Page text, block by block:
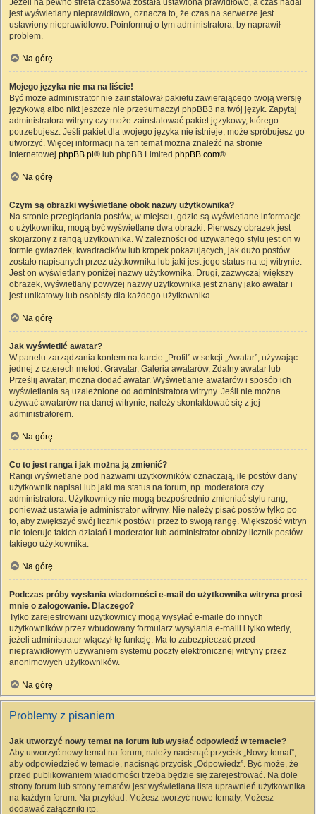
Jeżeli na pewno strefa czasowa została ustawiona prawidłowo, a czas nadal
jest wyświetlany nieprawidłowo, oznacza to, że czas na serwerze jest
ustawiony nieprawidłowo. Poinformuj o tym administratora, by naprawił
problem.
Na górę
Mojego języka nie ma na liście!
Być może administrator nie zainstalował pakietu zawierającego twoją wersję
językową albo nikt jeszcze nie przetłumaczył phpBB3 na twój język. Zapytaj
administratora witryny czy może zainstalować pakiet językowy, którego
potrzebujesz. Jeśli pakiet dla twojego języka nie istnieje, może spróbujesz go
utworzyć. Więcej informacji na ten temat można znaleźć na stronie
internetowej phpBB.pl ® lub phpBB Limited phpBB.com®
Na górę
Czym są obrazki wyświetlane obok nazwy użytkownika?
Na stronie przeglądania postów, w miejscu, gdzie są wyświetlane informacje
o użytkowniku, mogą być wyświetlane dwa obrazki. Pierwszy obrazek jest
skojarzony z rangą użytkownika. W zależności od używanego stylu jest on w
formie gwiazdek, kwadracików lub kropek pokazujących, jak dużo postów
zostało napisanych przez użytkownika lub jaki jest jego status na tej witrynie.
Jest on wyświetlany poniżej nazwy użytkownika. Drugi, zazwyczaj większy
obrazek, wyświetlany powyżej nazwy użytkownika jest znany jako awatar i
jest unikatowy lub osobisty dla każdego użytkownika.
Na górę
Jak wyświetlić awatar?
W panelu zarządzania kontem na karcie „Profil” w sekcji „Awatar”, używając
jednej z czterech metod: Gravatar, Galeria awatarów, Zdalny awatar lub
Prześlij awatar, można dodać awatar. Wyświetlanie awatarów i sposób ich
wyświetlania są uzależnione od administratora witryny. Jeśli nie można
używać awatarów na danej witrynie, należy skontaktować się z jej
administratorem.
Na górę
Co to jest ranga i jak można ją zmienić?
Rangi wyświetlane pod nazwami użytkowników oznaczają, ile postów dany
użytkownik napisał lub jaki ma status na forum, np. moderatora czy
administratora. Użytkownicy nie mogą bezpośrednio zmieniać stylu rang,
ponieważ ustawia je administrator witryny. Nie należy pisać postów tylko po
to, aby zwiększyć swój licznik postów i przez to swoją rangę. Większość witryn
nie toleruje takich działań i moderator lub administrator obniży licznik postów
takiego użytkownika.
Na górę
Podczas próby wysłania wiadomości e-mail do użytkownika witryna prosi
mnie o zalogowanie. Dlaczego?
Tylko zarejestrowani użytkownicy mogą wysyłać e-maile do innych
użytkowników przez wbudowany formularz wysyłania e-maili i tylko wtedy,
jeżeli administrator włączył tę funkcję. Ma to zabezpieczać przed
nieprawidłowym używaniem systemu poczty elektronicznej witryny przez
anonimowych użytkowników.
Na górę
Problemy z pisaniem
Jak utworzyć nowy temat na forum lub wysłać odpowiedź w temacie?
Aby utworzyć nowy temat na forum, należy nacisnąć przycisk „Nowy temat”,
aby odpowiedzieć w temacie, nacisnąć przycisk „Odpowiedz”. Być może, że
przed publikowaniem wiadomości trzeba będzie się zarejestrować. Na dole
strony forum lub strony tematów jest wyświetlana lista uprawnień użytkownika
na każdym forum. Na przykład: Możesz tworzyć nowe tematy, Możesz
dodawać załączniki itp.